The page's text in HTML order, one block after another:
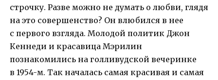
строчку. Разве можно не думать о любви, глядя
на это совершенство? Он влюбился в нее
с первого взгляда. Молодой политик Джон
Кеннеди и красавица Мэрилин
познакомились на голливудской вечеринке
в 1954-м. Так началась самая красивая и самая